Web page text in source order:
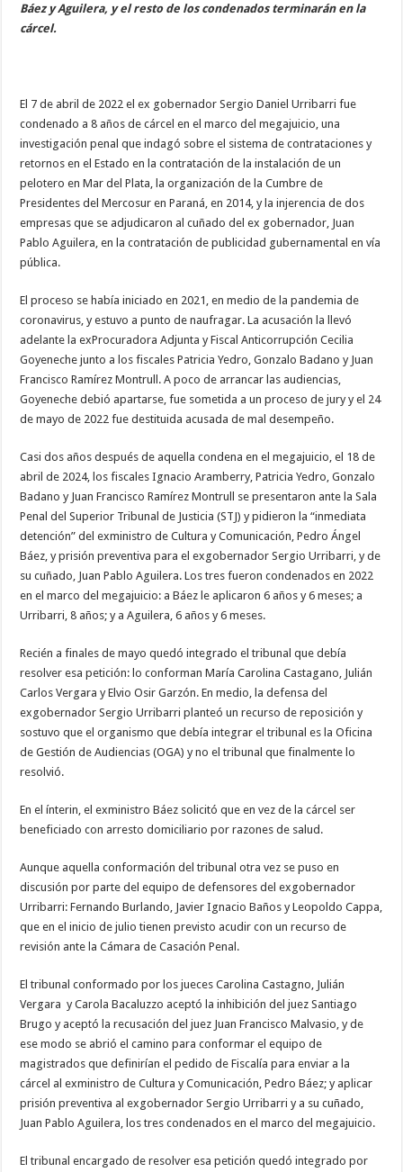
Báez y Aguilera, y el resto de los condenados terminarán en la
cárcel.
El 7 de abril de 2022 el ex gobernador Sergio Daniel Urribarri fue
condenado a 8 años de cárcel en el marco del megajuicio, una
investigación penal que indagó sobre el sistema de contrataciones y
retornos en el Estado en la contratación de la instalación de un
pelotero en Mar del Plata, la organización de la Cumbre de
Presidentes del Mercosur en Paraná, en 2014, y la injerencia de dos
empresas que se adjudicaron al cuñado del ex gobernador, Juan
Pablo Aguilera, en la contratación de publicidad gubernamental en vía
pública.
El proceso se había iniciado en 2021, en medio de la pandemia de
coronavirus, y estuvo a punto de naufragar. La acusación la llevó
adelante la exProcuradora Adjunta y Fiscal Anticorrupción Cecilia
Goyeneche junto a los fiscales Patricia Yedro, Gonzalo Badano y Juan
Francisco Ramírez Montrull. A poco de arrancar las audiencias,
Goyeneche debió apartarse, fue sometida a un proceso de jury y el 24
de mayo de 2022 fue destituida acusada de mal desempeño.
Casi dos años después de aquella condena en el megajuicio, el 18 de
abril de 2024, los fiscales Ignacio Aramberry, Patricia Yedro, Gonzalo
Badano y Juan Francisco Ramírez Montrull se presentaron ante la Sala
Penal del Superior Tribunal de Justicia (STJ) y pidieron la “inmediata
detención” del exministro de Cultura y Comunicación, Pedro Ángel
Báez, y prisión preventiva para el exgobernador Sergio Urribarri, y de
su cuñado, Juan Pablo Aguilera. Los tres fueron condenados en 2022
en el marco del megajuicio: a Báez le aplicaron 6 años y 6 meses; a
Urribarri, 8 años; y a Aguilera, 6 años y 6 meses.
Recién a finales de mayo quedó integrado el tribunal que debía
resolver esa petición: lo conforman María Carolina Castagano, Julián
Carlos Vergara y Elvio Osir Garzón. En medio, la defensa del
exgobernador Sergio Urribarri planteó un recurso de reposición y
sostuvo que el organismo que debía integrar el tribunal es la Oficina
de Gestión de Audiencias (OGA) y no el tribunal que finalmente lo
resolvió.
En el ínterin, el exministro Báez solicitó que en vez de la cárcel ser
beneficiado con arresto domiciliario por razones de salud.
Aunque aquella conformación del tribunal otra vez se puso en
discusión por parte del equipo de defensores del exgobernador
Urribarri: Fernando Burlando, Javier Ignacio Baños y Leopoldo Cappa,
que en el inicio de julio tienen previsto acudir con un recurso de
revisión ante la Cámara de Casación Penal.
El tribunal conformado por los jueces Carolina Castagno, Julián
Vergara y Carola Bacaluzzo aceptó la inhibición del juez Santiago
Brugo y aceptó la recusación del juez Juan Francisco Malvasio, y de
ese modo se abrió el camino para conformar el equipo de
magistrados que definirían el pedido de Fiscalía para enviar a la
cárcel al exministro de Cultura y Comunicación, Pedro Báez; y aplicar
prisión preventiva al exgobernador Sergio Urribarri y a su cuñado,
Juan Pablo Aguilera, los tres condenados en el marco del megajuicio.
El tribunal encargado de resolver esa petición quedó integrado por